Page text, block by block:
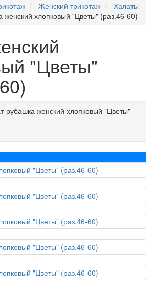
Женский трикотаж
Халаты
женский хлопковый "Цветы" (раз.46-60)
"Цветы"
рубашка женский хлопковый "Цветы"